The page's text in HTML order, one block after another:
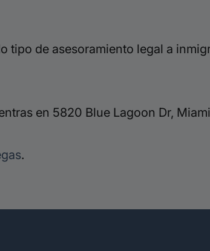
tipo de asesoramiento legal a
en 5820 Blue Lagoon Dr,
.